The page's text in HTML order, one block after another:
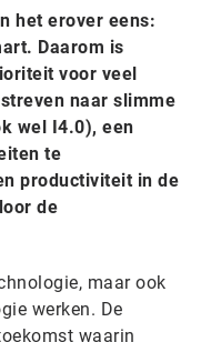
het erover eens:
Daarom is
voor veel
naar slimme
wel I4.0), een
te
productiviteit in de
de
maar ook
werken. De
waarin